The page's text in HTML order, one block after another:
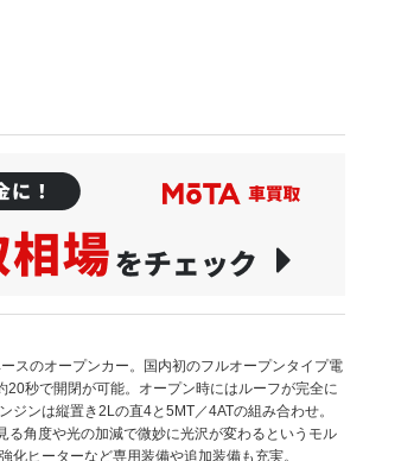
スのオープンカー。国内初のフルオープンタイプ電
20秒で開閉が可能。オープン時にはルーフが完全に
ンは縦置き2Lの直4と5MT／4ATの組み合わせ。
角度や光の加減で微妙に光沢が変わるというモル
ヒーターなど専用装備や追加装備も充実。